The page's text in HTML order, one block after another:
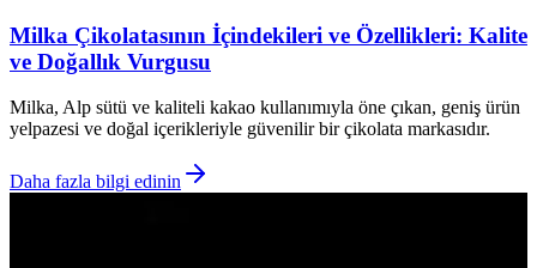
Milka Çikolatasının İçindekileri ve Özellikleri: Kalite
ve Doğallık Vurgusu
Milka, Alp sütü ve kaliteli kakao kullanımıyla öne çıkan, geniş ürün
yelpazesi ve doğal içerikleriyle güvenilir bir çikolata markasıdır.
Daha fazla bilgi edinin